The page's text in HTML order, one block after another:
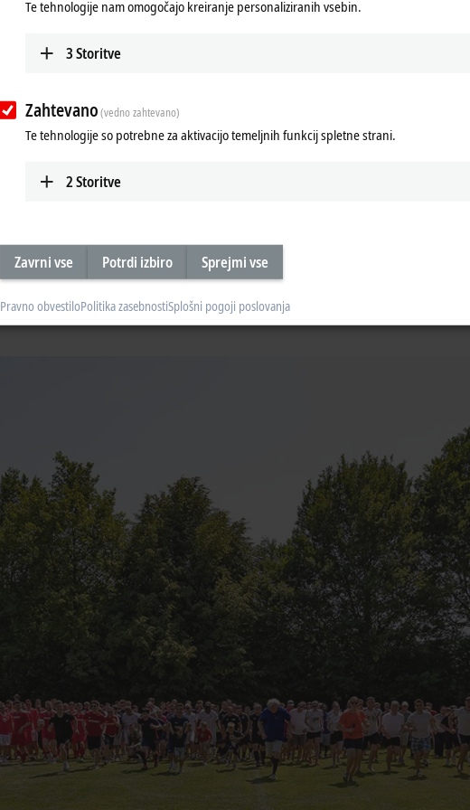
stalna in da ljudje, ki izberejo podjetje Beckhoff, pogosto ostanejo z nami do konca
Te tehnologije nam omogočajo kreiranje personaliziranih vsebin.
3Storitve
Zahtevano(vedno zahtevano)
Te tehnologije so potrebne za aktivacijo temeljnih funkcij spletne strani.
2Storitve
Zavrni vse Potrdi izbiro Sprejmi vse
Pravno obvestiloPolitika zasebnostiSplošni pogoji poslovanja